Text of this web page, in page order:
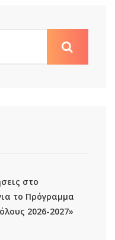
στο
το Πρόγραμμα
2026-2027»